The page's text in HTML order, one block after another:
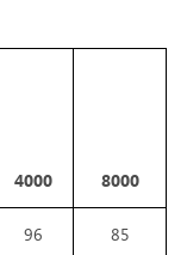
4000 8000
96 85